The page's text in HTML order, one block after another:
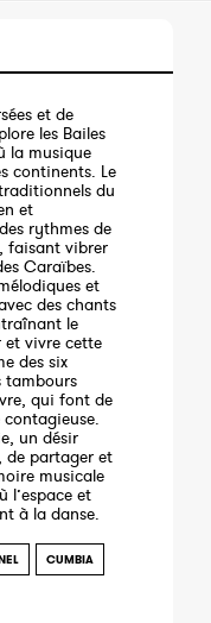
et de
les Bailes
la musique
continents. Le
du
et
rythmes de
faisant vibrer
Caraïbes.
et
des chants
le
et vivre cette
des six
tambours
qui font de
un désir
de partager et
musicale
l’espace et
à la danse.
CUMBIA